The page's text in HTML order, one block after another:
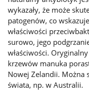
wykazały, że może
patogenów, co
właściwości
surowo, jego
właściwości.
krzewów manuka
Nowej Zelandii. Można
świata, np. w Australii.